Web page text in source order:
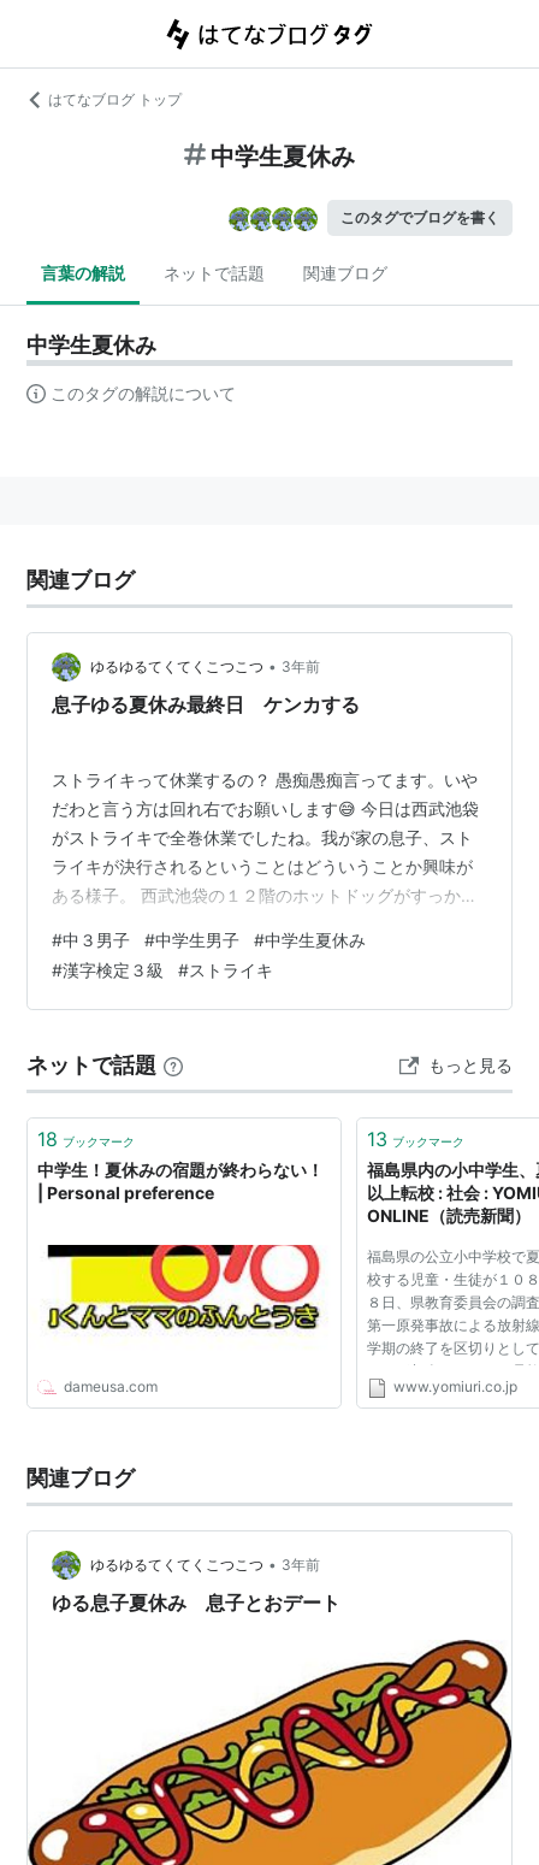
はてなブログ トップ
中学生夏休み
このタグでブログを書く
言葉の解説 ネットで話題 関連ブログ
中学生夏休み
このタグの解説について
関連ブログ
ゆるゆるてくてくこつこつ • 3年前
息子ゆる夏休み最終日 ケンカする
ストライキって休業するの？ 愚痴愚痴言ってます。いや
だわと言う方は回れ右でお願いします😅 今日は西武池袋
がストライキで全巻休業でしたね。我が家の息子、スト
ライキが決行されるということはどういうことか興味が
ある様子。 西武池袋の１２階のホットドッグがすっかり
か気になっているのかもしれません。 実は昨日も食べた
明日（今日）店舗がどうなっているのか見に行きたいと
言い出しました。まあ何でも興味を持つのはいいこと。
な！と言ったら「せっかくだからおかあも行こうゼ！」
と言い出した。母は髪の毛を切りに行く予定…
#中３男子 #中学生男子 #中学生夏休み
#漢字検定３級 #ストライキ
ネットで話題 もっと見る
18 ブックマーク
中学生！夏休みの宿題が終わらない！
| Personal preference
dameusa.com
13 ブックマーク
福島県内の小中学生
以上転校 : 社会 :
ONLINE（読売新聞）
福島県の公立小中学校で
校する児童・生徒が１０
８日、県教育委員会の調
第一原発事故による放射
学期の終了を区切りとし
ースが相次いでいると県
教委学校経営支援課によ
www.yomiuri.co.jp
関連ブログ
ゆるゆるてくてくこつこつ • 3年前
ゆる息子夏休み 息子とおデート